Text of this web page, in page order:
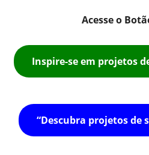
Acesse o
Inspire-se em projetos
“Descubra projetos de